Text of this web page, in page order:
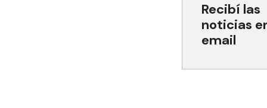
Recibí las
noticias
email